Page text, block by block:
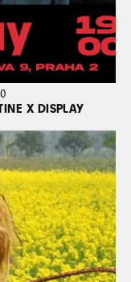
X DISPLAY